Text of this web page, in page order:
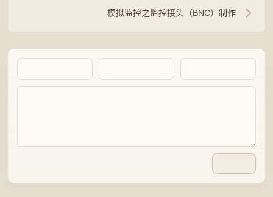
模拟监控之监控接头（BNC）制作